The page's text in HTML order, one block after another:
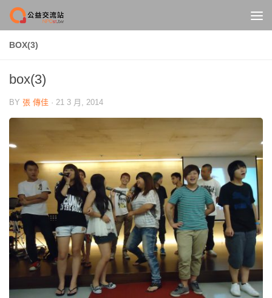
Skip to content
BOX(3)
box(3)
BY 張 傳佳 · 21 3 月, 2014